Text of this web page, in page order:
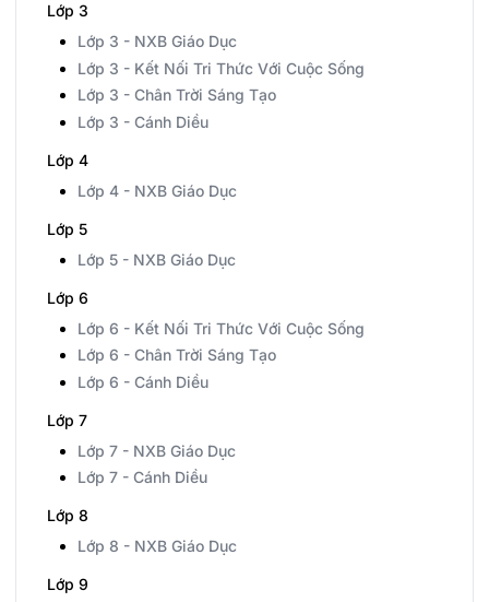
Lớp 3
Lớp 3 - NXB Giáo Dục
Lớp 3 - Kết Nối Tri Thức Với Cuộc Sống
Lớp 3 - Chân Trời Sáng Tạo
Lớp 3 - Cánh Diều
Lớp 4
Lớp 4 - NXB Giáo Dục
Lớp 5
Lớp 5 - NXB Giáo Dục
Lớp 6
Lớp 6 - Kết Nối Tri Thức Với Cuộc Sống
Lớp 6 - Chân Trời Sáng Tạo
Lớp 6 - Cánh Diều
Lớp 7
Lớp 7 - NXB Giáo Dục
Lớp 7 - Cánh Diều
Lớp 8
Lớp 8 - NXB Giáo Dục
Lớp 9